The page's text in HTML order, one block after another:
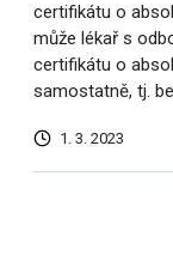
certifikátu o
může lékař s
certifikátu o
samostatně, tj.
1. 3. 2023